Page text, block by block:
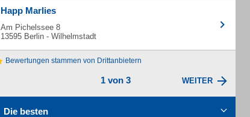
Happ Marlies
Am Pichelssee 8
13595 Berlin - Wilhelmstadt
Bewertungen stammen von Drittanbietern
1 von 3 WEITER
Die besten